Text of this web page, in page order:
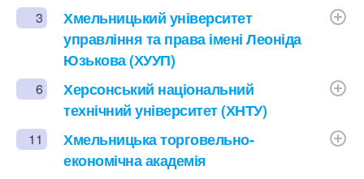
3
Хмельницький університет
управління та права імені Леоніда
Юзькова (ХУУП)
6
Херсонський національний
технічний університет (ХНТУ)
11
Хмельницька торговельно-
економічна академія